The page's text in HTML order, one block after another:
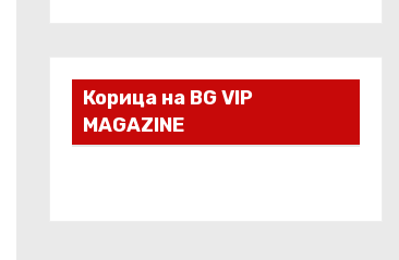
Корица на BG VIP
MAGAZINE